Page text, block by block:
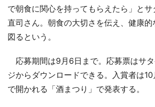
で朝食に関心を持ってもらえたら」と
直司さん。朝食の大切さを伝え、健康
図るという。
応募期間は9月6日まで。応募票はサ
ジからダウンロードできる。入賞者は
で開かれる「酒まつり」で発表する。